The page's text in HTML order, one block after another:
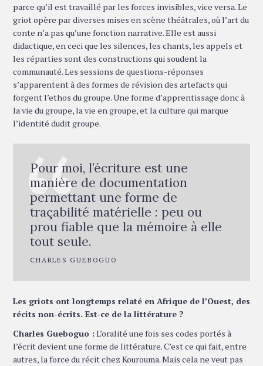
parce qu’il est travaillé par les forces invisibles, vice versa. Le
griot opère par diverses mises en scène théâtrales, où l’art du
conte n’a pas qu’une fonction narrative. Elle est aussi
didactique, en ceci que les silences, les chants, les appels et
les réparties sont des constructions qui soudent la
communauté. Les sessions de questions-réponses
s’apparentent à des formes de révision des artefacts qui
forgent l’ethos du groupe. Une forme d’apprentissage donc à
la vie du groupe, la vie en groupe, et la culture qui marque
l’identité dudit groupe.
Pour moi, l’écriture est une
manière de documentation
permettant une forme de
traçabilité matérielle : peu ou
prou fiable que la mémoire à elle
tout seule.
CHARLES GUEBOGUO
Les griots ont longtemps relaté en Afrique de l’Ouest, des
récits non-écrits. Est-ce de la littérature ?
Charles Gueboguo : L’oralité une fois ses codes portés à
l’écrit devient une forme de littérature. C’est ce qui fait, entre
autres, la force du récit chez Kourouma. Mais cela ne veut pas